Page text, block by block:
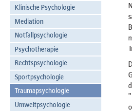
Klinische Psychologie
Mediation
Notfallpsychologie
Psychotherapie
Rechtspsychologie
Sportpsychologie
Traumapsychologie
Umweltpsychologie